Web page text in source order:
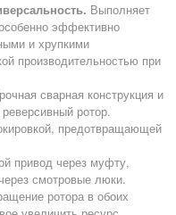
Выполняет
эффективно
и хрупкими
производительностью при
сварная конструкция и
ротор.
предотвращающей
привод через муфту,
смотровые люки.
ротора в обоих